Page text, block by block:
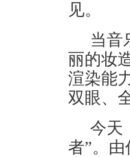
见。
当音
丽的妆
渲染能
双眼、
今天
者”。